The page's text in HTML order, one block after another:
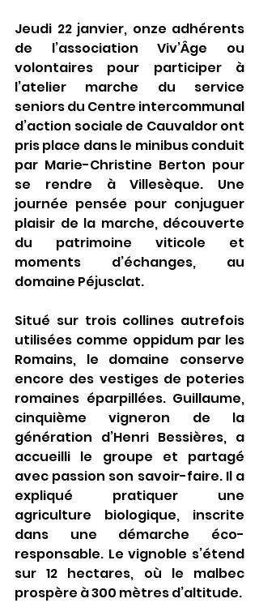
Jeudi 22 janvier, onze adhérents
de l’association Viv’Âge ou
volontaires pour participer à
l’atelier marche du service
seniors du Centre intercommunal
d’action sociale de Cauvaldor ont
pris place dans le minibus conduit
par Marie-Christine Berton pour
se rendre à Villesèque. Une
journée pensée pour conjuguer
plaisir de la marche, découverte
du patrimoine viticole et
moments d’échanges, au
domaine Péjusclat.
Situé sur trois collines autrefois
utilisées comme oppidum par les
Romains, le domaine conserve
encore des vestiges de poteries
romaines éparpillées. Guillaume,
cinquième vigneron de la
génération d’Henri Bessières, a
accueilli le groupe et partagé
avec passion son savoir-faire. Il a
expliqué pratiquer une
agriculture biologique, inscrite
dans une démarche éco-
responsable. Le vignoble s’étend
sur 12 hectares, où le malbec
prospère à 300 mètres d’altitude.